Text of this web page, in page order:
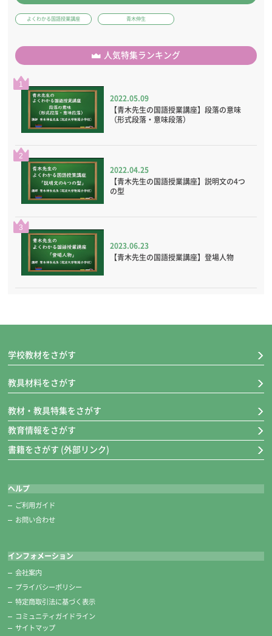
よくわかる国語授業講座 青木伸生
人気特集ランキング
1
2022.05.09
【青木先生の国語授業講座】段落の意味
（形式段落・意味段落）
2
2022.04.25
【青木先生の国語授業講座】説明文の4つ
の型
3
2023.06.23
【青木先生の国語授業講座】登場人物
学校教材をさがす
教具材料をさがす
教材・教具特集をさがす
教育情報をさがす
書籍をさがす (外部リンク)
ヘルプ
ご利用ガイド
お問い合わせ
インフォメーション
会社案内
プライバシーポリシー
特定商取引法に基づく表示
コミュニティガイドライン
サイトマップ